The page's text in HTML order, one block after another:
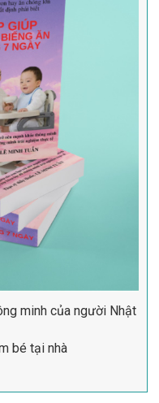
minh của người Nhật
bé tại nhà